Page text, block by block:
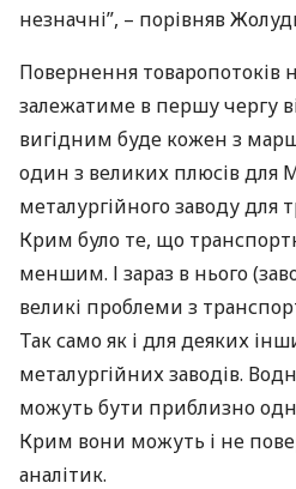
незначні”, – порівняв
Повернення товаропотоків
залежатиме в першу чергу
вигідним буде кожен з
один з великих плюсів для
металургійного заводу для
Крим було те, що
меншим. І зараз в нього
великі проблеми з
Так само як і для деяких
металургійних заводів.
можуть бути приблизно
Крим вони можуть і не
аналітик.